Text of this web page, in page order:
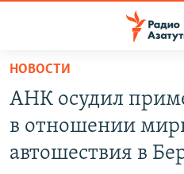
Перейти
основному
содержанию
НОВОСТИ
АНК осудил
в отношении
автошествия в